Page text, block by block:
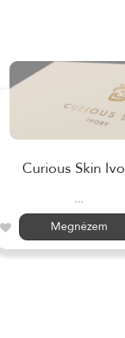
Curious Skin
...
Megnézem